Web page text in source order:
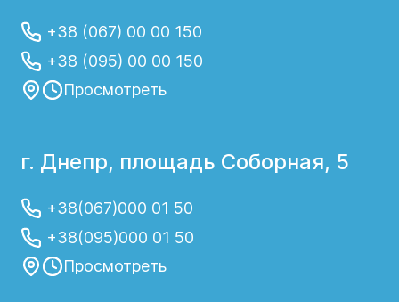
+38 (067) 00 00 150
+38 (095) 00 00 150
Просмотреть
г. Днепр, площадь Соборная, 5
+38(067)000 01 50
+38(095)000 01 50
Просмотреть